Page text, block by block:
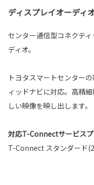
ディスプレイオーディ
センター通信型コネクテ
ディオ。
トヨタスマートセンター
ィッドナビに対応。高精
しい映像を映し出します。
対応T-Connectサービス
T-Connect スタンダード